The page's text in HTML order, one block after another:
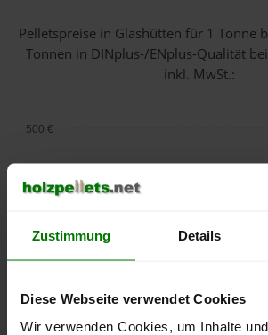
Zustimmung Details
Diese Webseite verwendet Cookies
Wir verwenden Cookies, um Inhalte
Pelletspreise in Glashütten für 1 Tonne
Tonnen in DINplus-/ENplus-Qualität
inkl. MwSt.:
300 €
500 €